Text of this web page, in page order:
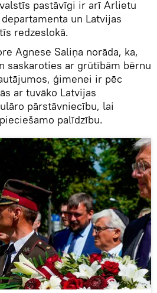
pastāvīgi ir arī Ārlietu
un Latvijas
redzeslokā.
Agnese Saliņa norāda, ka,
saskaroties ar grūtībām bērnu
ģimenei ir pēc
ar tuvāko Latvijas
pārstāvniecību, lai
palīdzību.